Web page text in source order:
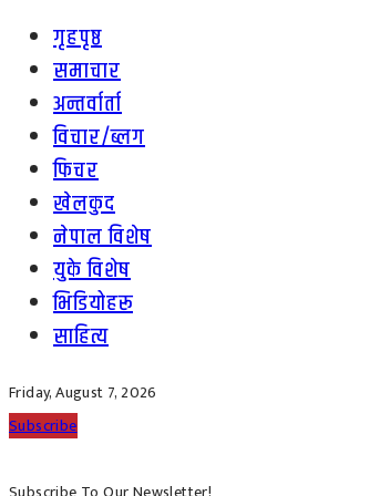
गृहपृष्ठ
समाचार
अन्तर्वार्ता
विचार/ब्लग
फिचर
खेलकुद
नेपाल विशेष
युके विशेष
भिडियोहरू
साहित्य
Friday, August 7, 2026
Subscribe